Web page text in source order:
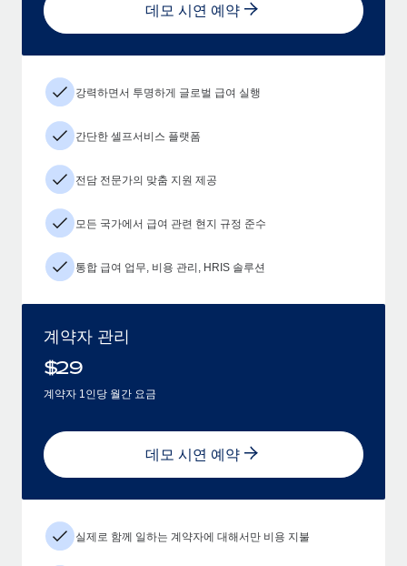
데모 시연 예약
강력하면서 투명하게 글로벌 급여 실행
간단한 셀프서비스 플랫폼
전담 전문가의 맞춤 지원 제공
모든 국가에서 급여 관련 현지 규정 준수
통합 급여 업무, 비용 관리, HRIS 솔루션
계약자 관리
$29
계약자 1인당 월간 요금
데모 시연 예약
실제로 함께 일하는 계약자에 대해서만 비용 지불